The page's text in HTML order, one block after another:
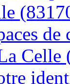
Celle